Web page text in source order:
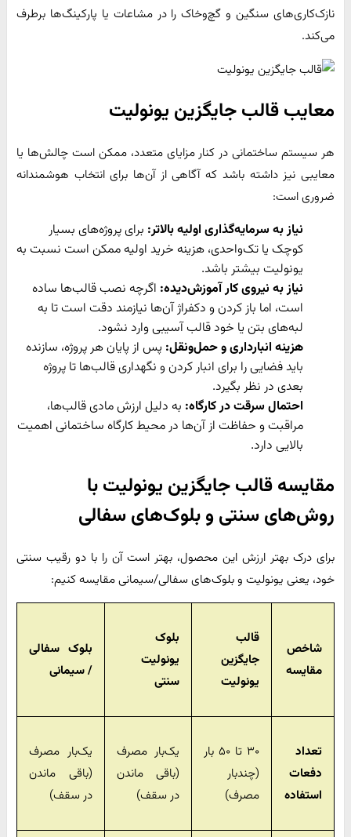
نازک‌کاری‌های سنگین و گچ‌وخاک را در مشاعات یا پارکینگ‌ها برطرف
می‌کند.
معایب قالب جایگزین یونولیت
هر سیستم ساختمانی در کنار مزایای متعدد، ممکن است چالش‌ها یا
معایبی نیز داشته باشد که آگاهی از آن‌ها برای انتخاب هوشمندانه
ضروری است:
نیاز به سرمایه‌گذاری اولیه بالاتر: برای پروژه‌های بسیار
کوچک یا تک‌واحدی، هزینه خرید اولیه ممکن است نسبت به
یونولیت بیشتر باشد.
نیاز به نیروی کار آموزش‌دیده: اگرچه نصب قالب‌ها ساده
است، اما باز کردن و دکفراژ آن‌ها نیازمند دقت است تا به
لبه‌های بتن یا خود قالب آسیبی وارد نشود.
هزینه انبارداری و حمل‌ونقل: پس از پایان هر پروژه، سازنده
باید فضایی را برای انبار کردن و نگهداری قالب‌ها تا پروژه
بعدی در نظر بگیرد.
احتمال سرقت در کارگاه: به دلیل ارزش مادی قالب‌ها،
مراقبت و حفاظت از آن‌ها در محیط کارگاه ساختمانی اهمیت
بالایی دارد.
مقایسه قالب جایگزین یونولیت با
روش‌های سنتی و بلوک‌های سفالی
برای درک بهتر ارزش این محصول، بهتر است آن را با دو رقیب سنتی
خود، یعنی یونولیت و بلوک‌های سفالی/سیمانی مقایسه کنیم:
شاخص
مقایسه
قالب
جایگزین
یونولیت
بلوک
یونولیت
سنتی
بلوک سفالی
/ سیمانی
تعداد
دفعات
استفاده
۳۰ تا ۵۰ بار
(چندبار
مصرف)
یک‌بار مصرف
(باقی ماندن
در سقف)
یک‌بار مصرف
(باقی ماندن
در سقف)